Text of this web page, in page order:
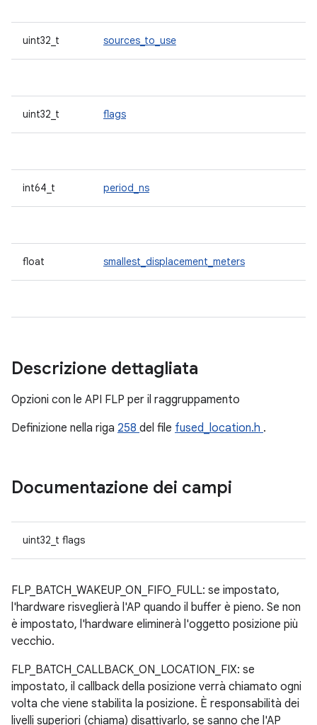
uint32_t sources_to_use
uint32_t flags
int64_t period_ns
float smallest_displacement_meters
Descrizione dettagliata
Opzioni con le API FLP per il raggruppamento
Definizione nella riga 258 del file fused_location.h .
Documentazione dei campi
uint32_t flags
FLP_BATCH_WAKEUP_ON_FIFO_FULL: se impostato,
l'hardware risveglierà l'AP quando il buffer è pieno. Se non
è impostato, l'hardware eliminerà l'oggetto posizione più
vecchio.
FLP_BATCH_CALLBACK_ON_LOCATION_FIX: se
impostato, il callback della posizione verrà chiamato ogni
volta che viene stabilita la posizione. È responsabilità dei
livelli superiori (chiama) disattivarlo, se sanno che l'AP